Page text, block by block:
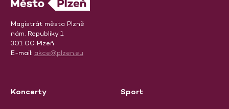
Magistrát města Plzně
nám. Republiky 1
301 00 Plzeň
E-mail: akce@plzen.eu
Koncerty Sport